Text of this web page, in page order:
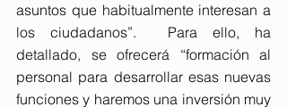
asuntos que habitualmente interesan a
los ciudadanos”.  Para ello, ha
detallado, se ofrecerá “formación al
personal para desarrollar esas nuevas
funciones y haremos una inversión muy